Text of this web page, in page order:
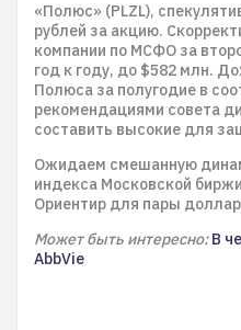
«Полюс» (PLZL),
рублей за акцию.
компании по МСФО за
год к году, до $582 млн.
Полюса за полугодие в
рекомендациями совета
составить высокие для
Ожидаем смешанную
индекса Московской
Ориентир для пары
Может быть интересно: В
AbbVie